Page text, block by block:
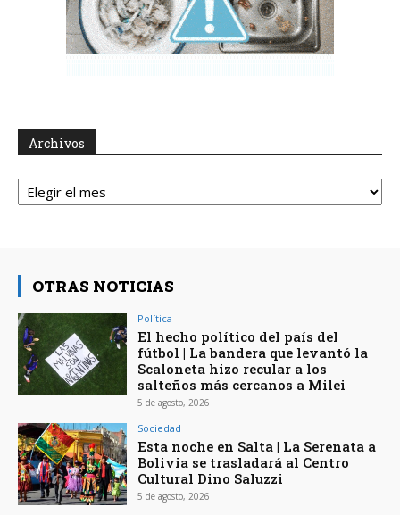
Archivos
Archivos
OTRAS NOTICIAS
Política
El hecho político del país del
fútbol | La bandera que levantó la
Scaloneta hizo recular a los
salteños más cercanos a Milei
5 de agosto, 2026
Sociedad
Esta noche en Salta | La Serenata a
Bolivia se trasladará al Centro
Cultural Dino Saluzzi
5 de agosto, 2026